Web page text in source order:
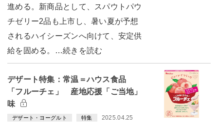
進める。新商品として、スパウトパウ
チゼリー2品も上市し、暑い夏が予想
されるハイシーズンへ向けて、安定供
給を固める。…続きを読む
デザート特集：常温＝ハウス食品
「フルーチェ」 産地応援「ご当地」
味
デザート・ヨーグルト 特集 2025.04.25